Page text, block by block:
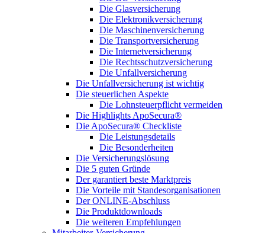
Die Glasversicherung
Die Elektronikversicherung
Die Maschinenversicherung
Die Transportversicherung
Die Internetversicherung
Die Rechtsschutzversicherung
Die Unfallversicherung
Die Unfallversicherung ist wichtig
Die steuerlichen Aspekte
Die Lohnsteuerpflicht vermeiden
Die Highlights ApoSecura®
Die ApoSecura® Checkliste
Die Leistungsdetails
Die Besonderheiten
Die Versicherungslösung
Die 5 guten Gründe
Der garantiert beste Marktpreis
Die Vorteile mit Standesorganisationen
Der ONLINE-Abschluss
Die Produktdownloads
Die weiteren Empfehlungen